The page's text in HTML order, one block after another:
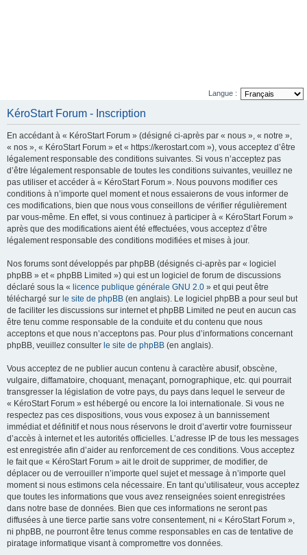
Langue :
KéroStart Forum - Inscription
En accédant à « KéroStart Forum » (désigné ci-après par « nous », « notre »,
« nos », « KéroStart Forum » et « https://kerostart.com »), vous acceptez d’être
légalement responsable des conditions suivantes. Si vous n’acceptez pas
d’être légalement responsable de toutes les conditions suivantes, veuillez ne
pas utiliser et accéder à « KéroStart Forum ». Nous pouvons modifier ces
conditions à n’importe quel moment et nous essaierons de vous informer de
ces modifications, bien que nous vous conseillons de vérifier régulièrement
par vous-même. En effet, si vous continuez à participer à « KéroStart Forum »
après que des modifications aient été effectuées, vous acceptez d’être
légalement responsable des conditions modifiées et mises à jour.
Nos forums sont développés par phpBB (désignés ci-après par « logiciel
phpBB » et « phpBB Limited ») qui est un logiciel de forum de discussions
déclaré sous la « licence publique générale GNU 2.0 » et qui peut être
téléchargé sur le site de phpBB (en anglais). Le logiciel phpBB a pour seul but
de faciliter les discussions sur internet et phpBB Limited ne peut en aucun cas
être tenu comme responsable de la conduite et du contenu que nous
acceptons et que nous n’acceptons pas. Pour plus d’informations concernant
phpBB, veuillez consulter le site de phpBB (en anglais).
Vous acceptez de ne publier aucun contenu à caractère abusif, obscène,
vulgaire, diffamatoire, choquant, menaçant, pornographique, etc. qui pourrait
transgresser la législation de votre pays, du pays dans lequel le serveur de
« KéroStart Forum » est hébergé ou encore la loi internationale. Si vous ne
respectez pas ces dispositions, vous vous exposez à un bannissement
immédiat et définitif et nous nous réservons le droit d’avertir votre fournisseur
d’accès à internet et les autorités officielles. L’adresse IP de tous les messages
est enregistrée afin d’aider au renforcement de ces conditions. Vous acceptez
le fait que « KéroStart Forum » ait le droit de supprimer, de modifier, de
déplacer ou de verrouiller n’importe quel sujet et message à n’importe quel
moment si nous estimons cela nécessaire. En tant qu’utilisateur, vous acceptez
que toutes les informations que vous avez renseignées soient enregistrées
dans notre base de données. Bien que ces informations ne seront pas
diffusées à une tierce partie sans votre consentement, ni « KéroStart Forum »,
ni phpBB, ne pourront être tenus comme responsables en cas de tentative de
piratage informatique visant à compromettre vos données.